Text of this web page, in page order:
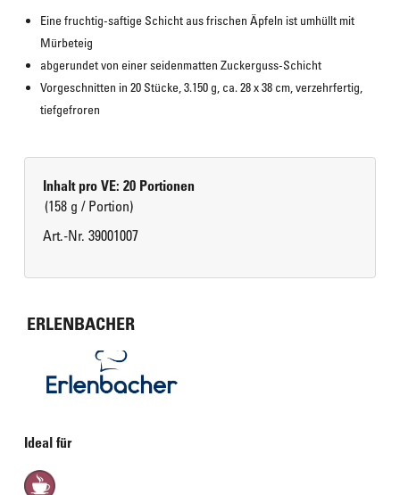
Eine fruchtig-saftige Schicht aus frischen Äpfeln ist umhüllt mit
Mürbeteig
abgerundet von einer seidenmatten Zuckerguss-Schicht
Vorgeschnitten in 20 Stücke, 3.150 g, ca. 28 x 38 cm, verzehrfertig,
tiefgefroren
Inhalt pro VE: 20 Portionen
(158 g / Portion)
Art.-Nr. 39001007
ERLENBACHER
Ideal für